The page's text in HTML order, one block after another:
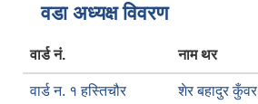
वडा अध्यक्ष विवरण
वार्ड नं. नाम थर
वार्ड न. १ हस्तिचौर शेर बहादुर कुँवर